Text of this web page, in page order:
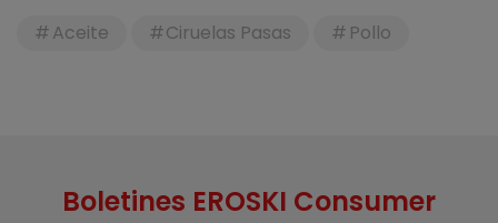
Aceite Ciruelas Pasas Pollo
Boletines EROSKI Consumer